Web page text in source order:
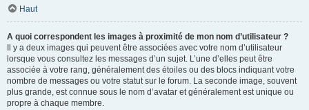
Haut
A quoi correspondent les images à proximité de mon nom d’utilisateur ?
Il y a deux images qui peuvent être associées avec votre nom d’utilisateur
lorsque vous consultez les messages d’un sujet. L’une d’elles peut être
associée à votre rang, généralement des étoiles ou des blocs indiquant votre
nombre de messages ou votre statut sur le forum. La seconde image, souvent
plus grande, est connue sous le nom d’avatar et généralement est unique ou
propre à chaque membre.